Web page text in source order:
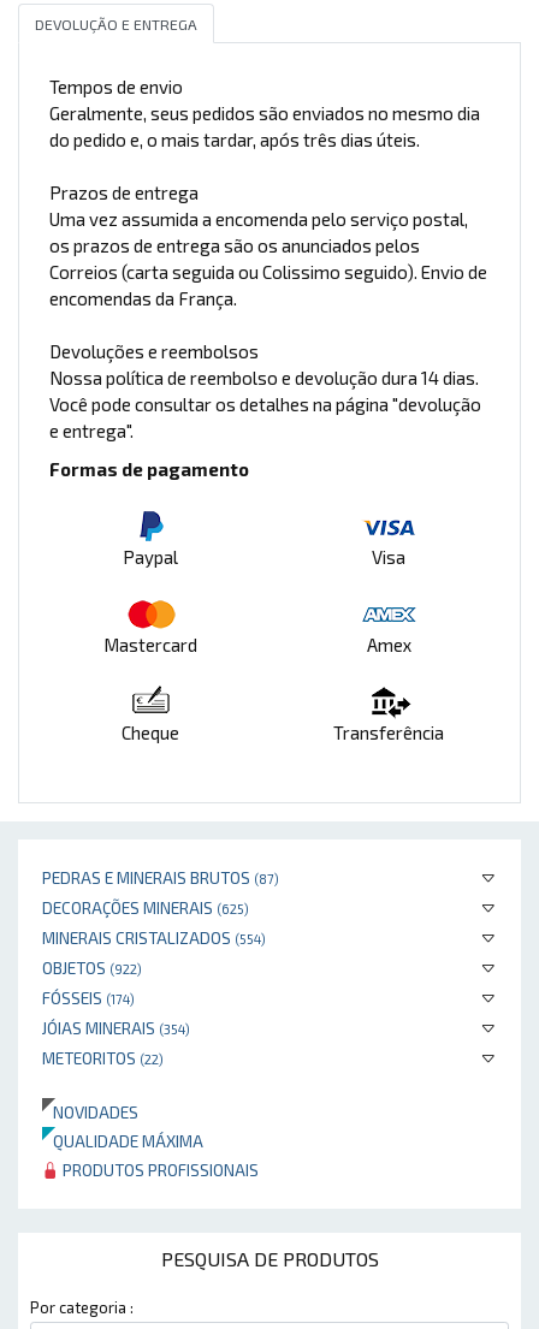
PEDRAS E MINERAIS BRUTOS (87)
DECORAÇÕES MINERAIS (625)
MINERAIS CRISTALIZADOS (554)
OBJETOS (922)
FÓSSEIS (174)
JÓIAS MINERAIS (354)
METEORITOS (22)
NOVIDADES
QUALIDADE MÁXIMA
PRODUTOS PROFISSIONAIS
PESQUISA DE PRODUTOS
Por categoria :
DEVOLUÇÃO E ENTREGA
Tempos de envio
Geralmente, seus pedidos são enviados no mesmo dia
do pedido e, o mais tardar, após três dias úteis.
Prazos de entrega
Uma vez assumida a encomenda pelo serviço postal,
os prazos de entrega são os anunciados pelos
Correios (carta seguida ou Colissimo seguido). Envio de
encomendas da França.
Devoluções e reembolsos
Nossa política de reembolso e devolução dura 14 dias.
Você pode consultar os detalhes na página "devolução
e entrega".
Formas de pagamento
Paypal Visa
Mastercard Amex
Cheque Transferência